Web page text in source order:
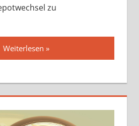
zu
Weiterlesen